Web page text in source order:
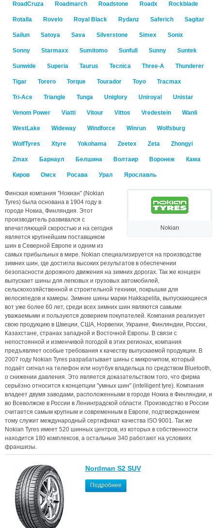
RoadCruza Roadmarch Roadstone Roadx Rockblade
Rotalla Rovelo Royal Black Rydanz Saferich Sagitar
Sailun Satoya Sava Silverstone Simex Sonix
Sonny Starmaxx Sumitomo Sunfull Sunny Suntek
Sunwide Superia Taurus Tecnica Three-A Thunderer
Tigar Torero Torque Tourador Toyo Tracmax
Tri-Ace Triangle Tunga Uniglory Uniroyal Unistar
Venom Power Viatti Vitour Vittos Vredestein Wanli
WestLake Wideway Windforce Winrun Wolfsburg
WolfTyres Xtyre Yokohama Zeetex Zeta Zhongyi
Zmax Барнаул Белшина Волтаир Воронеж Кама
Киров Омск Росава Урал Ярославль
Nokian
Финская компания "Нокиан" (Nokian
Tyres) была основана в 1904 году в
городе Нокиа, Финляндия. Этот
производитель развивался с
впечатляющей скоростью и на сегодня
является крупнейшим поставщиком
шин в Северной Европе и одним из
самых прибыльных в мире. Nokian специализируется на производстве
зимних шин, где достигла высоких результатов в обеспечении
безопасности дорожного движения на зимних дорогах. Так же концерн
выпускает шины для легковых и грузовых автомобилей,
сельскохозяйственной и строительной техники, покрышки для
велосипедов и камеры. Зимние шины марки Hakkapelita, выпускающиеся
вот уже более 60 лет, среди всех зимних шин являются самыми
уважаемыми и пользуются доверием покупателей. Компания реализует
свою продукцию в Швеции, США, Норвегии, Украине, Финляндии, России,
Казахстане, странах западной и Восточной Европы. В связи с
непостоянной и изменчивой погодой в этих регионах, компания
предъявляет особые требования к качеству выпускаемой продукции. В
2007 году Nokian Tyres разрабатывает шины с микрочипом, который
подаёт сигнал на телефон или ноутбук владельца по средством Bluetooth,
о снижении давления. Это является доказательством того, что фирма
серьёзно относится к концепции "умных шин" (intelligent tyre). Компания
владеет двумя заводами, расположенными в городе Нокиа в Финляндии, и
во Всеволжске в России в Ленинградской области. Производство в России
считается самым крупным и современным в Европе, подтверждением
тому служит международный сертификат качества ISO 9001. Так же
Nokian Tyres имеет 520 шинных центров, из которых в собственности
находится 180 комплексов, а остальные 340 работают на условиях
франшизы.
Nordman S2 SUV
Подробнее